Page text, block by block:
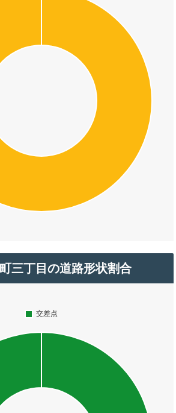
三丁目の道路形状割合